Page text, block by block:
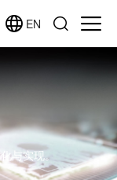
EN
与实现。